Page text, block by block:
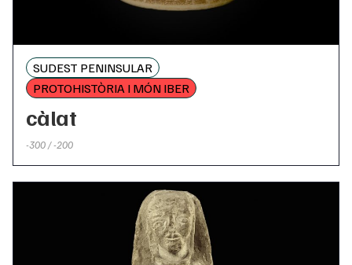
SUDEST PENINSULAR
PROTOHISTÒRIA I MÓN IBER
càlat
-300 / -200